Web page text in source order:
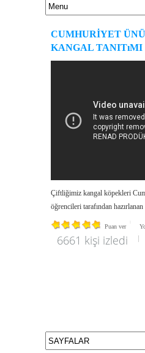
CUMHURİYET
KANGAL TANITıMI
Çiftliğimiz kangal köpekleri
öğrencileri tarafından
Puan ver
6661 kişi izledi